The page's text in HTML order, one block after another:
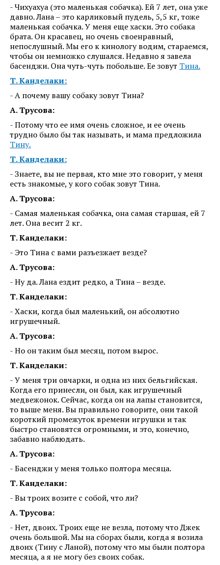
- Чихуахуа (это маленькая собачка). Ей 7 лет, она уже
давно. Лана – это карликовый пудель, 5,5 кг, тоже
маленькая собачка. У меня еще хаски. Это собака
брата. Он красавец, но очень своенравный,
непослушный. Мы его к кинологу водим, стараемся,
чтобы он немножко слушался. Недавно я завела
басенджи. Она чуть-чуть побольше. Ее зовут Тина.
Т. Канделаки:
- А почему вашу собаку зовут Тина?
А. Трусова:
- Потому что ее имя очень сложное, и ее очень
трудно было бы так называть, и мама предложила
Тину.
Т. Канделаки:
- Знаете, вы не первая, кто мне это говорит, у меня
есть знакомые, у кого собак зовут Тина.
А. Трусова:
- Самая маленькая собачка, она самая старшая, ей 7
лет. Она весит 2 кг.
Т. Канделаки:
- Это Тина с вами разъезжает везде?
А. Трусова:
- Ну да. Лана ездит редко, а Тина – везде.
Т. Канделаки:
- Хаски, когда был маленький, он абсолютно
игрушечный.
А. Трусова:
- Но он таким был месяц, потом вырос.
Т. Канделаки:
- У меня три овчарки, и одна из них бельгийская.
Когда его принесли, он был, как игрушечный
медвежонок. Сейчас, когда он на лапы становится,
то выше меня. Вы правильно говорите, они такой
короткий промежуток времени игрушки и так
быстро становятся огромными, и это, конечно,
забавно наблюдать.
А. Трусова:
- Басенджи у меня только полтора месяца.
Т. Канделаки:
- Вы троих возите с собой, что ли?
А. Трусова:
- Нет, двоих. Троих еще не везла, потому что Джек
очень большой. Мы на сборах были, когда я возила
двоих (Тину с Ланой), потому что мы были полтора
месяца, а я не могу без своих собак.